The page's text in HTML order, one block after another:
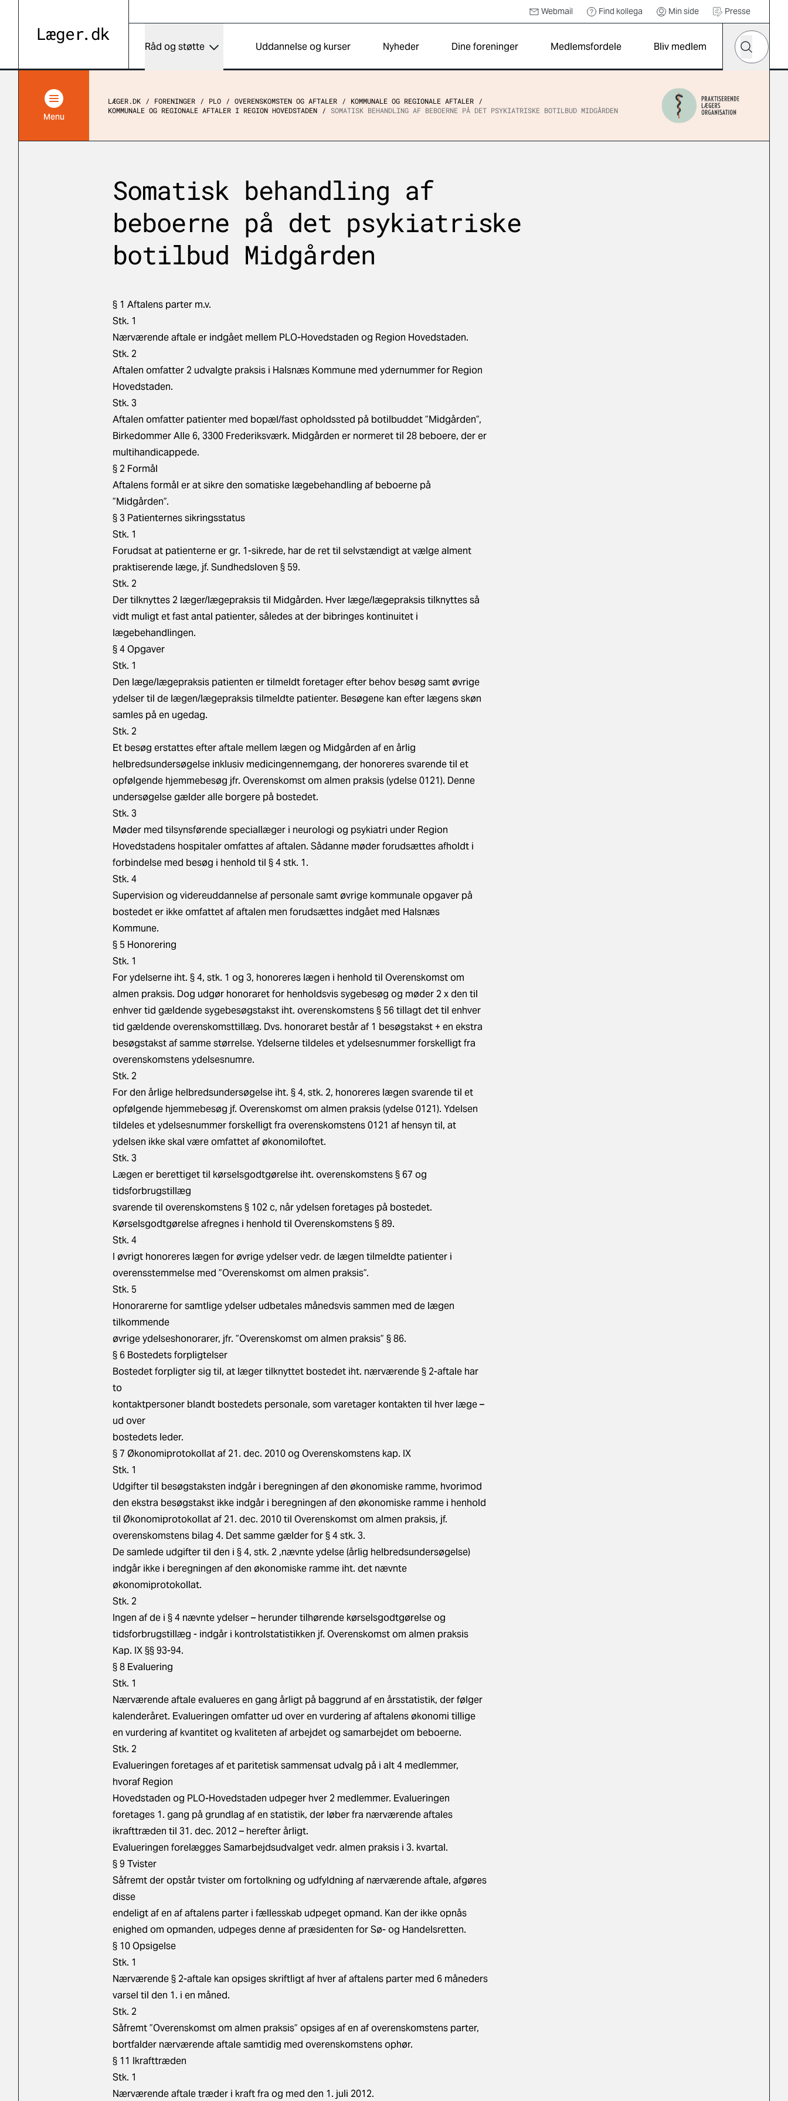
Webmail Find kollega Min side Presse
Råd og støtte Uddannelse og kurser Nyheder Dine foreninger Medlemsfordele Bliv medlem
Hvad leder
Søg
Menu
LÆGER.DK FORENINGER PLO OVERENSKOMSTEN OG AFTALER
KOMMUNALE OG REGIONALE AFTALER
KOMMUNALE OG REGIONALE AFTALER I REGION HOVEDSTADEN
SOMATISK BEHANDLING AF BEBOERNE PÅ DET PSYKIATRISKE BOTILBUD MIDGÅRDEN
Somatisk behandling af
beboerne på det psykiatriske
botilbud Midgården
§ 1 Aftalens parter m.v.
Stk. 1
Nærværende aftale er indgået mellem PLO-Hovedstaden og Region Hovedstaden.
Stk. 2
Aftalen omfatter 2 udvalgte praksis i Halsnæs Kommune med ydernummer for Region
Hovedstaden.
Stk. 3
Aftalen omfatter patienter med bopæl/fast opholdssted på botilbuddet ”Midgården”,
Birkedommer Alle 6, 3300 Frederiksværk. Midgården er normeret til 28 beboere, der er
multihandicappede.
§ 2 Formål
Aftalens formål er at sikre den somatiske lægebehandling af beboerne på
”Midgården”.
§ 3 Patienternes sikringsstatus
Stk. 1
Forudsat at patienterne er gr. 1-sikrede, har de ret til selvstændigt at vælge alment
praktiserende læge, jf. Sundhedsloven § 59.
Stk. 2
Der tilknyttes 2 læger/lægepraksis til Midgården. Hver læge/lægepraksis tilknyttes så
vidt muligt et fast antal patienter, således at der bibringes kontinuitet i
lægebehandlingen.
§ 4 Opgaver
Stk. 1
Den læge/lægepraksis patienten er tilmeldt foretager efter behov besøg samt øvrige
ydelser til de lægen/lægepraksis tilmeldte patienter. Besøgene kan efter lægens skøn
samles på en ugedag.
Stk. 2
Et besøg erstattes efter aftale mellem lægen og Midgården af en årlig
helbredsundersøgelse inklusiv medicingennemgang, der honoreres svarende til et
opfølgende hjemmebesøg jfr. Overenskomst om almen praksis (ydelse 0121). Denne
undersøgelse gælder alle borgere på bostedet.
Stk. 3
Møder med tilsynsførende speciallæger i neurologi og psykiatri under Region
Hovedstadens hospitaler omfattes af aftalen. Sådanne møder forudsættes afholdt i
forbindelse med besøg i henhold til § 4 stk. 1.
Stk. 4
Supervision og videreuddannelse af personale samt øvrige kommunale opgaver på
bostedet er ikke omfattet af aftalen men forudsættes indgået med Halsnæs
Kommune.
§ 5 Honorering
Stk. 1
For ydelserne iht. § 4, stk. 1 og 3, honoreres lægen i henhold til Overenskomst om
almen praksis. Dog udgør honoraret for henholdsvis sygebesøg og møder 2 x den til
enhver tid gældende sygebesøgstakst iht. overenskomstens § 56 tillagt det til enhver
tid gældende overenskomsttillæg. Dvs. honoraret består af 1 besøgstakst + en ekstra
besøgstakst af samme størrelse. Ydelserne tildeles et ydelsesnummer forskelligt fra
overenskomstens ydelsesnumre.
Stk. 2
For den årlige helbredsundersøgelse iht. § 4, stk. 2, honoreres lægen svarende til et
opfølgende hjemmebesøg jf. Overenskomst om almen praksis (ydelse 0121). Ydelsen
tildeles et ydelsesnummer forskelligt fra overenskomstens 0121 af hensyn til, at
ydelsen ikke skal være omfattet af økonomiloftet.
Stk. 3
Lægen er berettiget til kørselsgodtgørelse iht. overenskomstens § 67 og
tidsforbrugstillæg
svarende til overenskomstens § 102 c, når ydelsen foretages på bostedet.
Kørselsgodtgørelse afregnes i henhold til Overenskomstens § 89.
Stk. 4
I øvrigt honoreres lægen for øvrige ydelser vedr. de lægen tilmeldte patienter i
overensstemmelse med ”Overenskomst om almen praksis”.
Stk. 5
Honorarerne for samtlige ydelser udbetales månedsvis sammen med de lægen
tilkommende
øvrige ydelseshonorarer, jfr. ”Overenskomst om almen praksis” § 86.
§ 6 Bostedets forpligtelser
Bostedet forpligter sig til, at læger tilknyttet bostedet iht. nærværende § 2-aftale har
to
kontaktpersoner blandt bostedets personale, som varetager kontakten til hver læge –
ud over
bostedets leder.
§ 7 Økonomiprotokollat af 21. dec. 2010 og Overenskomstens kap. IX
Stk. 1
Udgifter til besøgstaksten indgår i beregningen af den økonomiske ramme, hvorimod
den ekstra besøgstakst ikke indgår i beregningen af den økonomiske ramme i henhold
til Økonomiprotokollat af 21. dec. 2010 til Overenskomst om almen praksis, jf.
overenskomstens bilag 4. Det samme gælder for § 4 stk. 3.
De samlede udgifter til den i § 4, stk. 2 ,nævnte ydelse (årlig helbredsundersøgelse)
indgår ikke i beregningen af den økonomiske ramme iht. det nævnte
økonomiprotokollat.
Stk. 2
Ingen af de i § 4 nævnte ydelser – herunder tilhørende kørselsgodtgørelse og
tidsforbrugstillæg - indgår i kontrolstatistikken jf. Overenskomst om almen praksis
Kap. IX §§ 93-94.
§ 8 Evaluering
Stk. 1
Nærværende aftale evalueres en gang årligt på baggrund af en årsstatistik, der følger
kalenderåret. Evalueringen omfatter ud over en vurdering af aftalens økonomi tillige
en vurdering af kvantitet og kvaliteten af arbejdet og samarbejdet om beboerne.
Stk. 2
Evalueringen foretages af et paritetisk sammensat udvalg på i alt 4 medlemmer,
hvoraf Region
Hovedstaden og PLO-Hovedstaden udpeger hver 2 medlemmer. Evalueringen
foretages 1. gang på grundlag af en statistik, der løber fra nærværende aftales
ikrafttræden til 31. dec. 2012 – herefter årligt.
Evalueringen forelægges Samarbejdsudvalget vedr. almen praksis i 3. kvartal.
§ 9 Tvister
Såfremt der opstår tvister om fortolkning og udfyldning af nærværende aftale, afgøres
disse
endeligt af en af aftalens parter i fællesskab udpeget opmand. Kan der ikke opnås
enighed om opmanden, udpeges denne af præsidenten for Sø- og Handelsretten.
§ 10 Opsigelse
Stk. 1
Nærværende § 2-aftale kan opsiges skriftligt af hver af aftalens parter med 6 måneders
varsel til den 1. i en måned.
Stk. 2
Såfremt ”Overenskomst om almen praksis” opsiges af en af overenskomstens parter,
bortfalder nærværende aftale samtidig med overenskomstens ophør.
§ 11 Ikrafttræden
Stk. 1
Nærværende aftale træder i kraft fra og med den 1. juli 2012.